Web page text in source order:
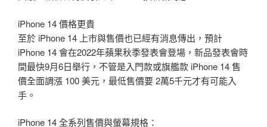
iPhone 14 價格更貴
至於 iPhone 14 上市與售價也已經有消息傳出，預計
iPhone 14 會在2022年蘋果秋季發表會登場，新品發表會時
間最快9月6日舉行，不管是入門款或旗艦款 iPhone 14 售
價全面調漲 100 美元，最低售價要 2萬5千元才有可能入
手。
iPhone 14 全系列售價與螢幕規格：